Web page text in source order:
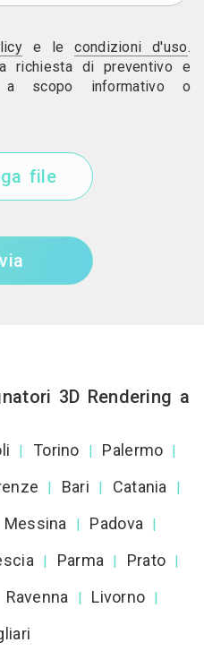
e lecondizioni d'uso.
richiesta di preventivo e
scopo informativo o
file
3D Rendering a
| Torino | Palermo |
| Bari | Catania |
Messina | Padova |
| Parma | Prato |
Ravenna | Livorno |